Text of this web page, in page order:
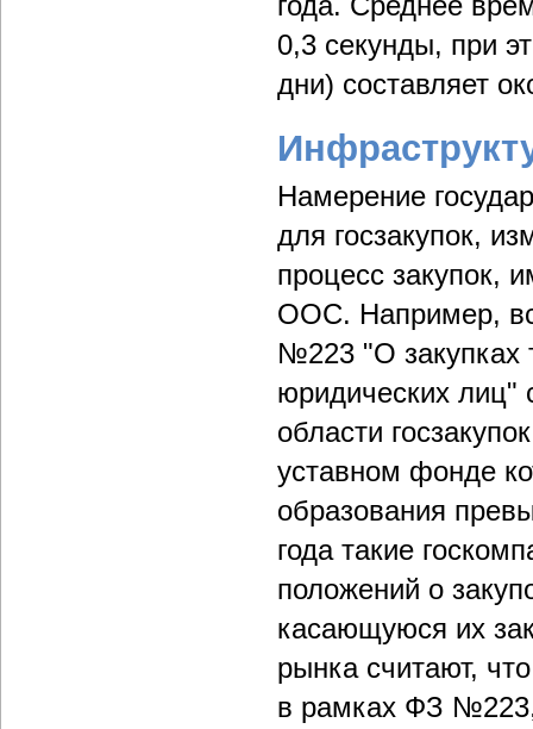
0,3 секунды, при
дни) составляет
Намерение
для госзакупок,
процесс закупок,
ООС. Например,
№223 "О закупках
юридических лиц"
области
уставном фонде
образования
года такие
положений о
касающуюся их
рынка считают,
в рамках ФЗ